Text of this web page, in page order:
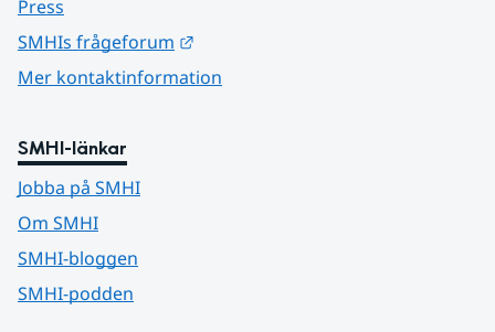
Press
SMHIs frågeforum
Mer kontaktinformation
SMHI-länkar
Jobba på SMHI
Om SMHI
SMHI-bloggen
SMHI-podden